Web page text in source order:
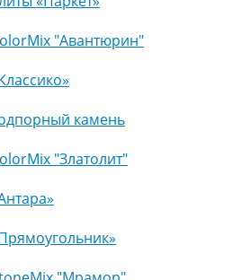
"Авантюрин"
камень
"Златолит"